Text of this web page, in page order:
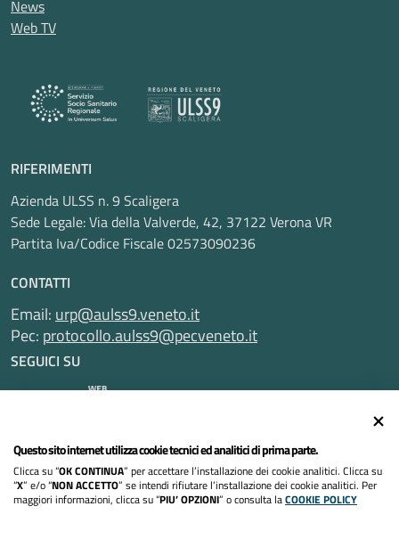
News
Web TV
RIFERIMENTI
Azienda ULSS n. 9 Scaligera
Sede Legale: Via della Valverde, 42, 37122 Verona VR
Partita Iva/Codice Fiscale 02573090236
CONTATTI
Email: urp@aulss9.veneto.it
Pec: protocollo.aulss9@pecveneto.it
SEGUICI SU
Informativa privacy
Dichiarazione di accessibilità
Questo sito internet utilizza cookie tecnici ed analitici di prima parte.
Clicca su “OK CONTINUA” per accettare l’installazione dei cookie analitici. Clicca su
“X” e/o “NON ACCETTO” se intendi rifiutare l’installazione dei cookie analitici. Per
maggiori informazioni, clicca su “PIU’ OPZIONI” o consulta laCOOKIE POLICY